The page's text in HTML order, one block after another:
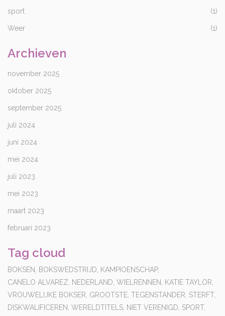
sport (1)
Weer (1)
Archieven
november 2025
oktober 2025
september 2025
juli 2024
juni 2024
mei 2024
juli 2023
mei 2023
maart 2023
februari 2023
Tag cloud
BOKSEN, BOKSWEDSTRIJD,
KAMPIOENSCHAP,
CANELO ALVAREZ,
NEDERLAND, WIELRENNEN,
KATIE TAYLOR,
VROUWELIJKE BOKSER, GROOTSTE, TEGENSTANDER, STERFT,
DISKWALIFICEREN, WERELDTITELS, NIET VERENIGD, SPORT,